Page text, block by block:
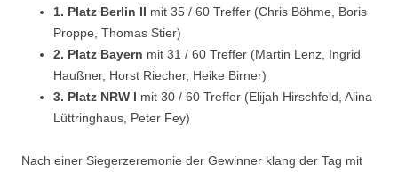
1. Platz Berlin II mit 35 / 60 Treffer (Chris Böhme, Boris
Proppe, Thomas Stier)
2. Platz Bayern mit 31 / 60 Treffer (Martin Lenz, Ingrid
Haußner, Horst Riecher, Heike Birner)
3. Platz NRW I mit 30 / 60 Treffer (Elijah Hirschfeld, Alina
Lüttringhaus, Peter Fey)
Nach einer Siegerzeremonie der Gewinner klang der Tag mit